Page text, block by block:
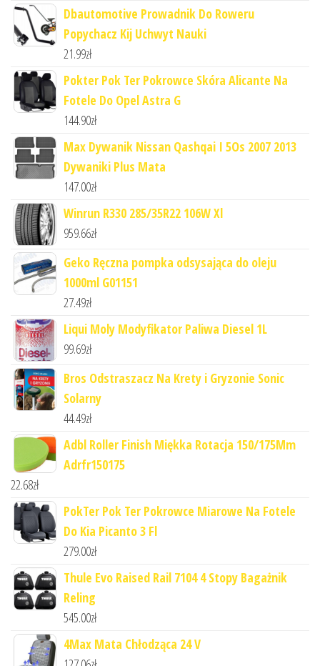
Dbautomotive Prowadnik Do Roweru
Popychacz Kij Uchwyt Nauki
21.99zł
Pokter Pok Ter Pokrowce Skóra Alicante Na
Fotele Do Opel Astra G
144.90zł
Max Dywanik Nissan Qashqai I 5Os 2007 2013
Dywaniki Plus Mata
147.00zł
Winrun R330 285/35R22 106W Xl
959.66zł
Geko Ręczna pompka odsysająca do oleju
1000ml G01151
27.49zł
Liqui Moly Modyfikator Paliwa Diesel 1L
99.69zł
Bros Odstraszacz Na Krety i Gryzonie Sonic
Solarny
44.49zł
Adbl Roller Finish Miękka Rotacja 150/175Mm
Adrfr150175
22.68zł
PokTer Pok Ter Pokrowce Miarowe Na Fotele
Do Kia Picanto 3 Fl
279.00zł
Thule Evo Raised Rail 7104 4 Stopy Bagażnik
Reling
545.00zł
4Max Mata Chłodząca 24 V